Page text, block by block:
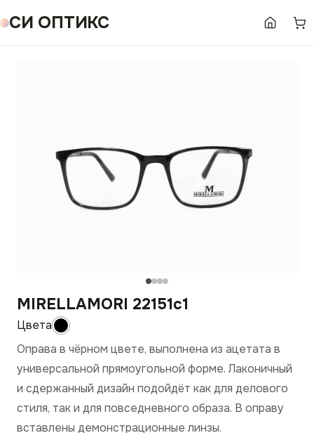
СИ ОПТИКС
MIRELLAMORI 22151c1
Оправа в чёрном цвете, выполнена из ацетата в
универсальной прямоугольной форме. Лаконичный
и сдержанный дизайн подойдёт как для делового
стиля, так и для повседневного образа. В оправу
вставлены демонстрационные линзы.